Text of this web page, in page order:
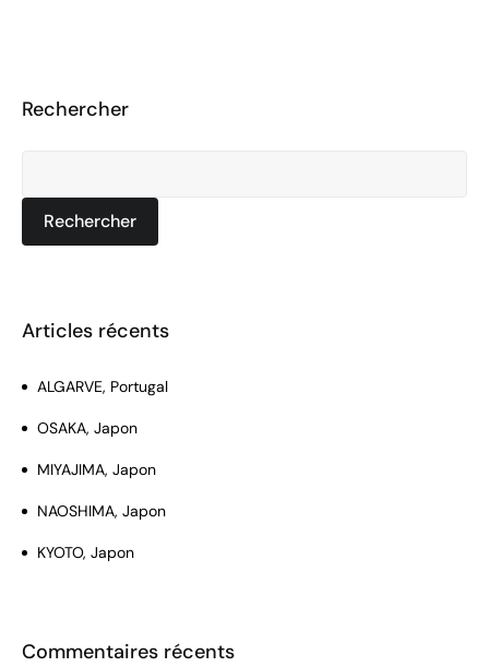
Rechercher
Rechercher
Articles récents
ALGARVE, Portugal
OSAKA, Japon
MIYAJIMA, Japon
NAOSHIMA, Japon
KYOTO, Japon
Commentaires récents